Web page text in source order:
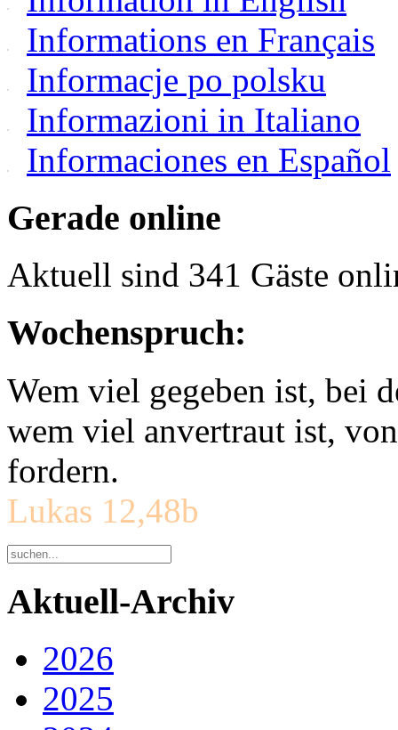
Informations en Français
Informacje po polsku
Informazioni in Italiano
Informaciones en Español
Gerade online
Aktuell sind 341 Gäste
Wochenspruch:
Wem viel gegeben ist, bei
wem viel anvertraut ist,
fordern.
Lukas 12,48b
Aktuell-Archiv
2026
2025